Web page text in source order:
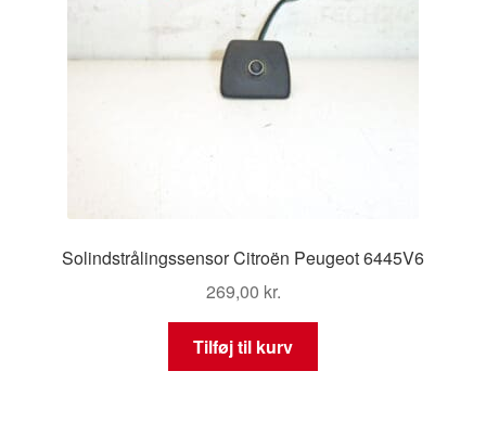
Solindstrålingssensor Citroën Peugeot 6445V6
269,00 kr.
Tilføj til kurv